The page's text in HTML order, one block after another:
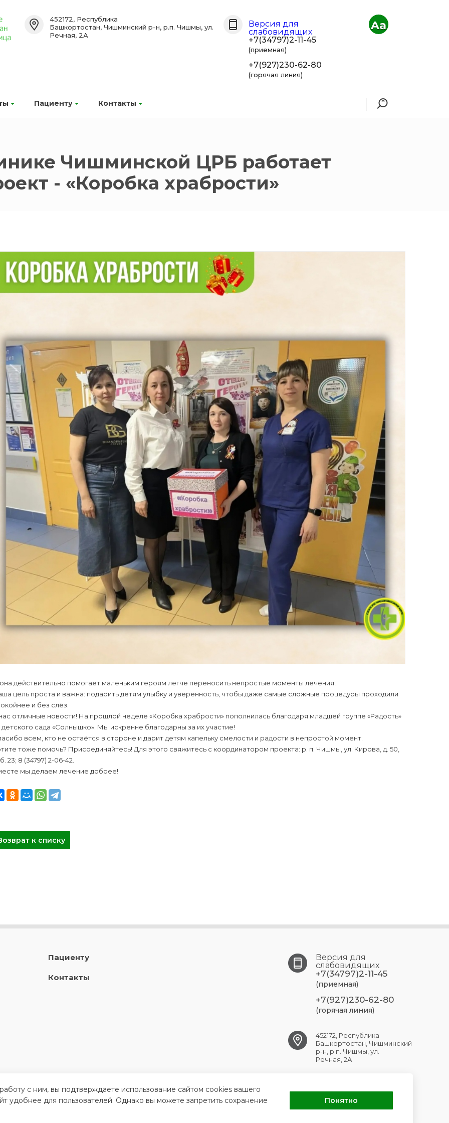
Пациенту Контакты
452172, Республика
Башкортостан, Чишминский р-н, р.п. Чишмы, ул.
Речная, 2А
Версия для
слабовидящих
+7(34797)2-11-45
(приемная)
+7(927)230-62-80
(горячая линия)
Aa
Чишминской ЦРБ работает
- «Коробка храбрости»
действительно помогает маленьким героям легче переносить непростые моменты лечения!
цель проста и важна: подарить детям улыбку и уверенность, чтобы даже самые сложные процедуры проходили
и без слёз.
отличные новости! На прошлой неделе «Коробка храбрости» пополнилась благодаря младшей группе «Радость»
детского сада «Солнышко». Мы искренне благодарны за их участие!
всем, кто не остаётся в стороне и дарит детям капельку смелости и радости в непростой момент.
тоже помочь? Присоединяйтесь! Для этого свяжитесь с координатором проекта: р. п. Чишмы, ул. Кирова, д. 50,
23; 8 (34797) 2-06-42.
мы делаем лечение добрее!
к списку
Пациенту
Контакты
Версия для
слабовидящих
+7(34797)2-11-45
(приемная)
+7(927)230-62-80
(горячая линия)
452172, Республика
Башкортостан, Чишминский
р-н, р.п. Чишмы, ул.
Речная, 2А
с ним, вы подтверждаете использование сайтом cookies вашего
удобнее для пользователей. Однако вы можете запретить сохранение
Понятно